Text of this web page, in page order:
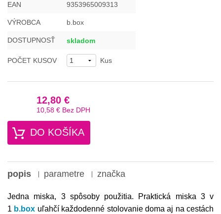
EAN 9353965009313
VÝROBCA b.box
DOSTUPNOSŤ skladom
POČET KUSOV Kus
12,80 €
10,58 € Bez DPH
DO KOŠÍKA
popis parametre značka
Jedna miska, 3 spôsoby použitia. Praktická miska 3 v
1 b.box uľahčí každodenné stolovanie doma aj na cestách